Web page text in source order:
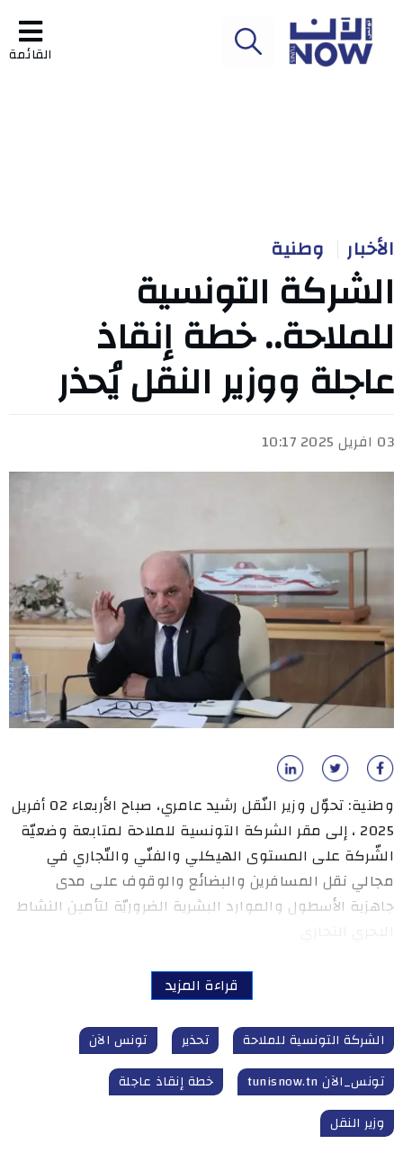
القائمة
الأخبار وطنية
الشركة التونسية
للملاحة.. خطة إنقاذ
عاجلة ووزير النقل يُحذر
03 افريل 2025 10:17
وطنية: تحوّل وزير النّقل رشيد عامري، صباح الأربعاء 02 أفريل
2025 ، إلى مقر الشركة التونسية للملاحة لمتابعة وضعيّة
الشّركة على المستوى الهيكلي والفنّي والتّجاري في
مجالي نقل المسافرين والبضائع والوقوف على مدى
جاهزية الأسطول والموارد البشرية الضروريّة لتأمين النشاط
قراءة المزيد
الشركة التونسية للملاحة تحذير
تونس الآن
تونس_الآن tunisnow.tn
خطة إنقاذ عاجلة
وزير النقل